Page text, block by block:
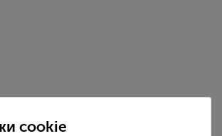
ток во вторичной цепи зависит от тока
cookie